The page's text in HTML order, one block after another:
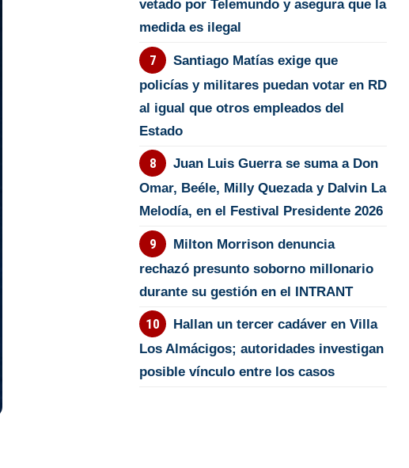
vetado por Telemundo y asegura que la
medida es ilegal
Santiago Matías exige que
policías y militares puedan votar en RD
al igual que otros empleados del
Estado
Juan Luis Guerra se suma a Don
Omar, Beéle, Milly Quezada y Dalvin La
Melodía, en el Festival Presidente 2026
Milton Morrison denuncia
rechazó presunto soborno millonario
durante su gestión en el INTRANT
Hallan un tercer cadáver en Villa
Los Almácigos; autoridades investigan
posible vínculo entre los casos